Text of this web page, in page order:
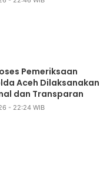
Pemeriksaan
Aceh Dilaksanakan
dan Transparan
- 22:24 WIB